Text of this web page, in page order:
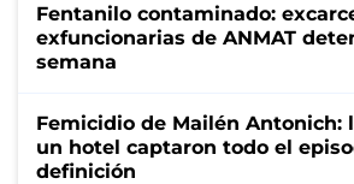
Fentanilo contaminado:
exfuncionarias de ANMAT
semana
Femicidio de Mailén Antonich:
un hotel captaron todo el
definición